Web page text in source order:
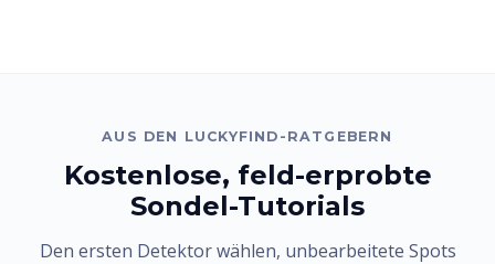
AUS DEN LUCKYFIND-RATGEBERN
Kostenlose, feld-erprobte
Sondel-Tutorials
Den ersten Detektor wählen, unbearbeitete Spots